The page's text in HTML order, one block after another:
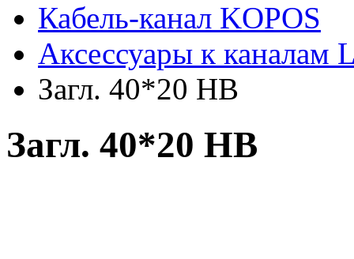
Кабель-канал KOPOS
Аксессуары к каналам
Загл. 40*20 НВ
Загл. 40*20 НВ